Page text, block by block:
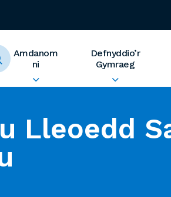
Amdanom
ni
Defnyddio’r
Gymraeg
Lleoedd